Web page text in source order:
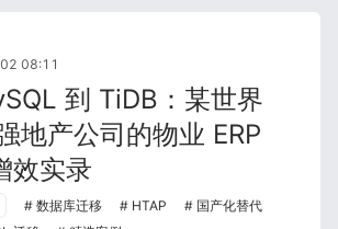
08:11
到 TiDB：某世界
地产公司的物业 ERP
效实录
数据库迁移 HTAP
国产化替代